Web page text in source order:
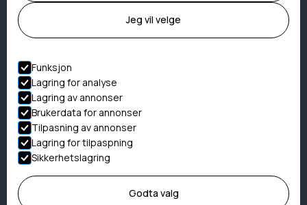
Jeg vil velge
Funksjon
Lagring for analyse
Lagring av annonser
Brukerdata for annonser
Tilpasning av annonser
Lagring for tilpaspning
Sikkerhetslagring
Godta valg
Mummihuset
Skulpturlandskap
Ørnesafari
Lekeplass